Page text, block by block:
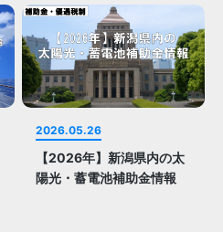
2026.05.26
【2026年】新潟県内の太
陽光・蓄電池補助金情報